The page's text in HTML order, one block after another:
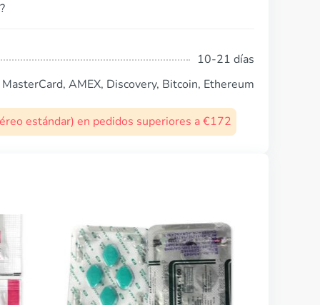
10-21 días
AMEX, Discovery, Bitcoin, Ethereum
estándar) en pedidos superiores a €172